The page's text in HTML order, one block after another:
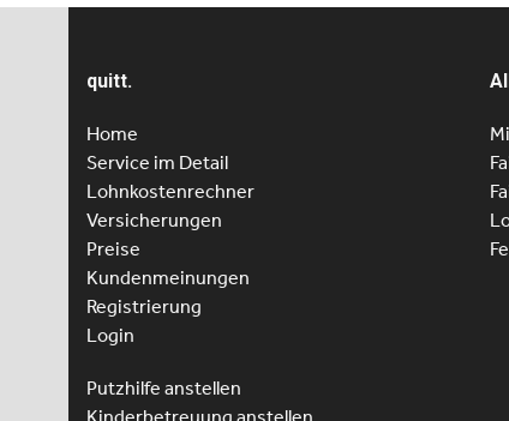
quitt.
Home
Service im Detail
Lohnkostenrechner
Versicherungen
Preise
Kundenmeinungen
Registrierung
Login
Putzhilfe anstellen